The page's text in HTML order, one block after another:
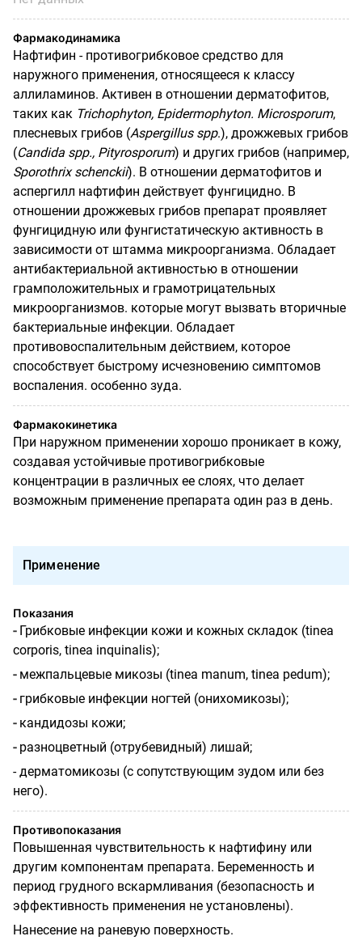
Фармакодинамика
Нафтифин - противогрибковое средство для
наружного применения, относящееся к классу
аллиламинов. Активен в отношении дерматофитов,
таких как Trichophyton, Epidermophyton. Microsporum,
плесневых грибов (Aspergillus spp.), дрожжевых грибов
(Candida spp., Pityrosporum) и других грибов (например,
Sporothrix schenckii). В отношении дерматофитов и
аспергилл нафтифин действует фунгицидно. В
отношении дрожжевых грибов препарат проявляет
фунгицидную или фунгистатическую активность в
зависимости от штамма микроорганизма. Обладает
антибактериальной активностью в отношении
грамположительных и грамотрицательных
микроорганизмов. которые могут вызвать вторичные
бактериальные инфекции. Обладает
противовоспалительным действием, которое
способствует быстрому исчезновению симптомов
воспаления. особенно зуда.
Фармакокинетика
При наружном применении хорошо проникает в кожу,
создавая устойчивые противогрибковые
концентрации в различных ее слоях, что делает
возможным применение препарата один раз в день.
Применение
Показания
- Грибковые инфекции кожи и кожных складок (tinea
corporis, tinea inquinalis);
- межпальцевые микозы (tinea manum, tinea pedum);
-грибковые инфекции ногтей (онихомикозы);
-кандидозы кожи;
-разноцветный (отрубевидный) лишай;
- дерматомикозы (с сопутствующим зудом или без
него).
Противопоказания
Повышенная чувствительность к нафтифину или
другим компонентам препарата. Беременность и
период грудного вскармливания (безопасность и
эффективность применения не установлены).
Нанесение на раневую поверхность.